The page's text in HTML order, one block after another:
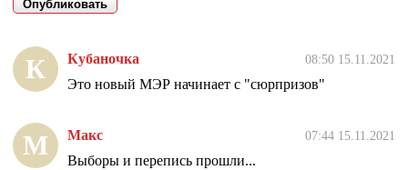
К Кубаночка 08:50 15.11.2021
Это новый МЭР начинает с "сюрпризов"
М Макс 07:44 15.11.2021
Выборы и перепись прошли...